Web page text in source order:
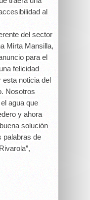
al
del sector
Mirta Mansilla,
para el
felicidad
esta noticia del
Nosotros
agua que
y ahora
solución
palabras de